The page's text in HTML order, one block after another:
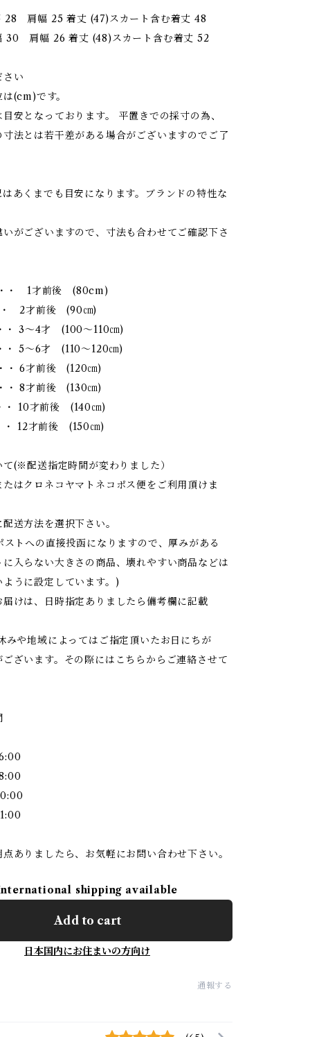
28 肩幅 25 着丈 (47)スカート含む着丈 48
30 肩幅 26 着丈 (48)スカート含む着丈 52
い
(cm)です。
安となっております。 平置きでの採寸の為、
法とは若干差がある場合がございますのでご了
あくまでも目安になります。ブランドの特性な
がございますので、寸法も合わせてご確認下さ
・ 1才前後 (80cm)
2才前後 (90㎝)
・ 3～4才 (100～110㎝)
・ 5～6才 (110～120㎝)
6才前後 (120㎝)
8才前後 (130㎝)
10才前後 (140㎝)
12才前後 (150㎝)
(※配送指定時間が変わりました）
はクロネコヤマトネコポス便をご利用頂けま
送方法を選択下さい。
トへの直接投函になりますので、厚みがある
入らない大きさの商品、壊れやすい商品などは
うに設定しています。)
けは、日時指定ありましたら備考欄に記載
や地域によってはご指定頂いたお日にちが
ざいます。その際にはこちらからご連絡させて
ありましたら、お気軽にお問い合わせ下さい。
shipping available
Add to cart
日本国内にお住まいの方向け
通報する